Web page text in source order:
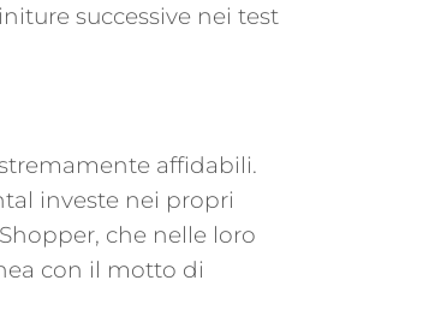
successive nei test
affidabili.
investe nei propri
che nelle loro
con il motto di